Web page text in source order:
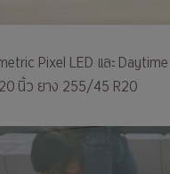
Pixel LED และ
นิ้ว ยาง 255/45 R20